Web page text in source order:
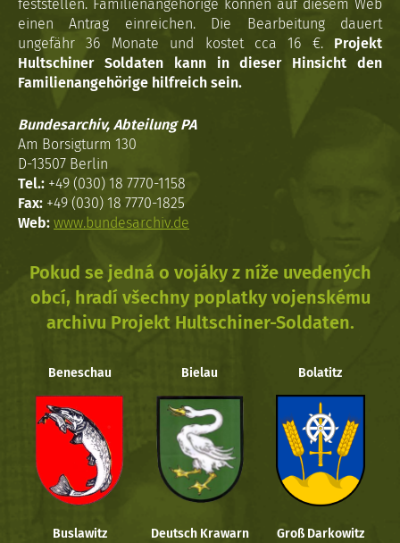
feststellen. Familienangehörige können auf diesem Web
einen Antrag einreichen. Die Bearbeitung dauert
ungefähr 36 Monate und kostet cca 16 €. Projekt
Hultschiner Soldaten kann in dieser Hinsicht den
Familienangehörige hilfreich sein.
Bundesarchiv, Abteilung PA
Am Borsigturm 130
D-13507 Berlin
Tel.: +49 (030) 18 7770-1158
Fax: +49 (030) 18 7770-1825
Web: www.bundesarchiv.de
Pokud se jedná o vojáky z níže uvedených
obcí, hradí všechny poplatky vojenskému
archivu Projekt Hultschiner-Soldaten.
Beneschau Bielau Bolatitz
Buslawitz Deutsch Krawarn Groß Darkowitz